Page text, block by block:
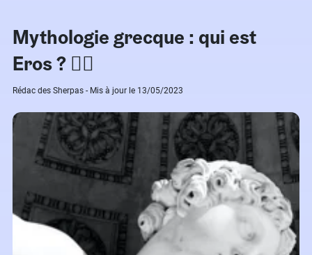
Mythologie grecque : qui est
Eros ? ❤️‍🔥
Rédac des Sherpas - Mis à jour le 13/05/2023